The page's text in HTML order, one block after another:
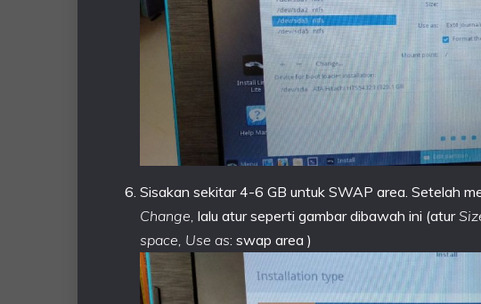
Sisakan sekitar 4-6 GB untuk SWAP area. Setelah
Change, lalu atur seperti gambar dibawah ini (atur
space, Use as: swap area )